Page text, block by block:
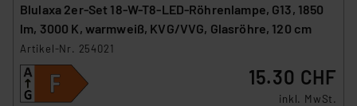
Blulaxa 2er-Set 18-W-T8-LED-Röhrenlampe, G13, 1850
lm, 3000 K, warmweiß, KVG/VVG, Glasröhre, 120 cm
Artikel-Nr. 254021
15.30 CHF
inkl. MwSt.